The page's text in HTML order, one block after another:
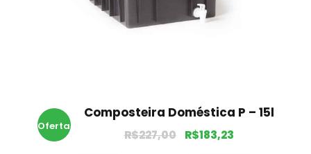
Oferta
Composteira Doméstica P – 15l
R$227,00 R$183,23